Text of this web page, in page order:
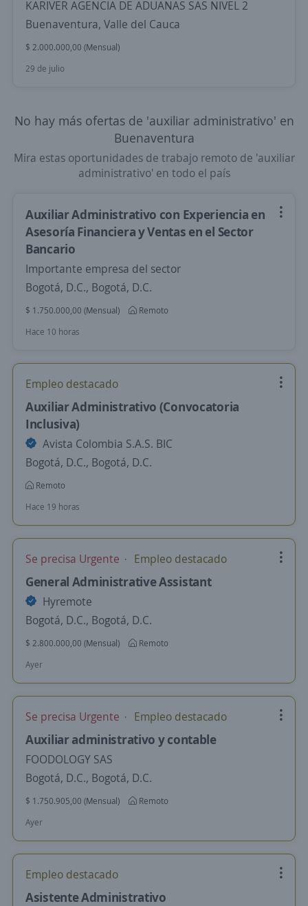
KARIVER AGENCIA DE ADUANAS SAS NIVEL 2
Buenaventura, Valle del Cauca
$ 2.000.000,00 (Mensual)
29 de julio
No hay más ofertas de 'auxiliar administrativo' en
Buenaventura
Mira estas oportunidades de trabajo remoto de 'auxiliar
administrativo' en todo el país
Auxiliar Administrativo con Experiencia en
Asesoría Financiera y Ventas en el Sector
Bancario
Importante empresa del sector
Bogotá, D.C., Bogotá, D.C.
$ 1.750.000,00 (Mensual)
Remoto
Hace 10 horas
Empleo destacado
Auxiliar Administrativo (Convocatoria
Inclusiva)
Avista Colombia S.A.S. BIC
Bogotá, D.C., Bogotá, D.C.
Remoto
Hace 19 horas
Se precisa Urgente Empleo destacado
General Administrative Assistant
Hyremote
Bogotá, D.C., Bogotá, D.C.
$ 2.800.000,00 (Mensual)
Remoto
Ayer
Se precisa Urgente Empleo destacado
Auxiliar administrativo y contable
FOODOLOGY SAS
Bogotá, D.C., Bogotá, D.C.
$ 1.750.905,00 (Mensual)
Remoto
Ayer
Empleo destacado
Asistente Administrativo